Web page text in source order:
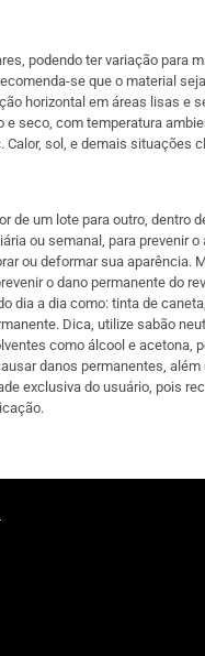
podendo ter variação para
se que o material
horizontal em áreas lisas e
e seco, com temperatura
Calor, sol, e demais situações
de um lote para outro, dentro
ou semanal, para prevenir o
ou deformar sua aparência.
o dano permanente do
dia a dia como: tinta de
Dica, utilize sabão
como álcool e acetona,
danos permanentes, além
exclusiva do usuário, pois